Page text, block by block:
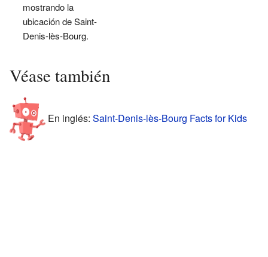
mostrando la
ubicación de Saint-
Denis-lès-Bourg.
Véase también
En inglés: Saint-Denis-lès-Bourg Facts for Kids